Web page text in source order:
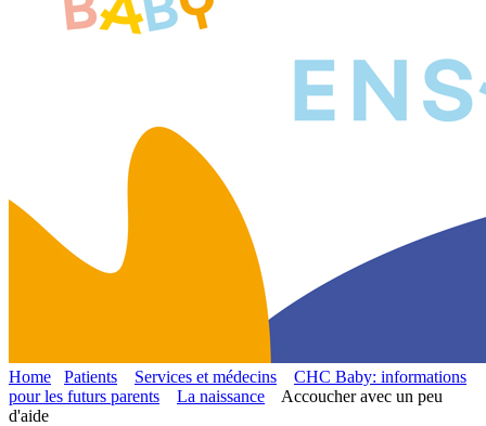
Home Patients Services et médecins
CHC Baby: informations
pour les futurs parents
La naissance
Accoucher avec un peu
d'aide